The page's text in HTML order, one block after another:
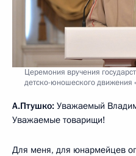
Церемония вручения
детско-юношеского
А.Птушко: Уважаемый
Уважаемые товарищи!
Для меня, для юнармейцев